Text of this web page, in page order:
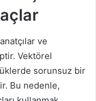
ve
Vektörel
sorunsuz bir
Bu nedenle,